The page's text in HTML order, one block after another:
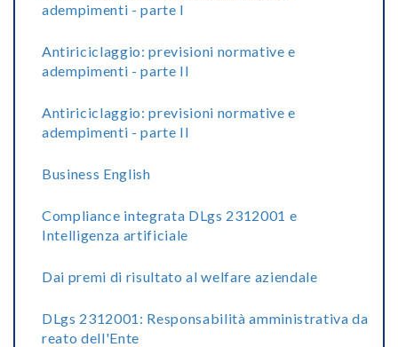
adempimenti - parte I
Antiriciclaggio: previsioni normative e
adempimenti - parte II
Antiriciclaggio: previsioni normative e
adempimenti - parte II
Business English
Compliance integrata DLgs 2312001 e
Intelligenza artificiale
Dai premi di risultato al welfare aziendale
DLgs 2312001: Responsabilità amministrativa da
reato dell'Ente